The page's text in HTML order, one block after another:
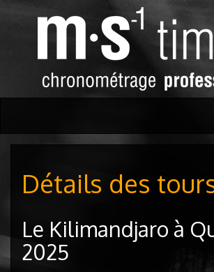
Détails des
Le Kilimandjaro à
2025